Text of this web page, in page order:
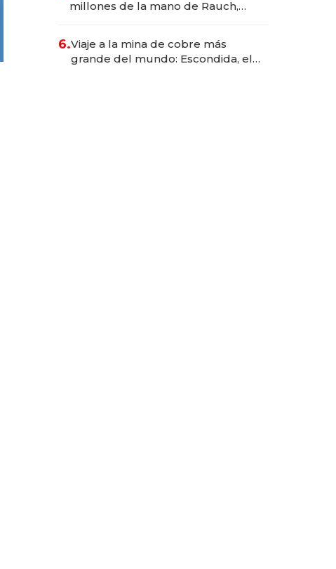
millones de la mano de Rauch,
6.Viaje a la mina de cobre más
grande del mundo: Escondida, el